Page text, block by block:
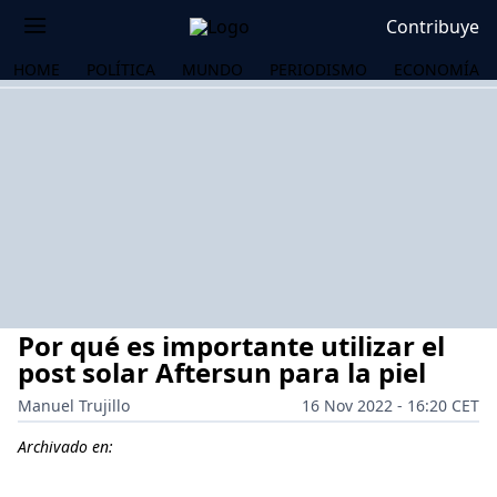
Contribuye
HOME POLÍTICA MUNDO PERIODISMO ECONOMÍA
Por qué es importante utilizar el
post solar Aftersun para la piel
Manuel Trujillo
16 Nov 2022 - 16:20 CET
Archivado en: